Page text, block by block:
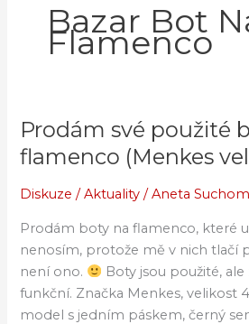
Bazar Bot
Flamenco
Prodám své použité
flamenco (Menkes
Diskuze /Aktuality /Aneta
Prodám boty na flamenco, které
nenosím, protože mě v nich tlačí
není ono.
Boty jsou použité,
funkční. Značka Menkes, velikost
model s jedním páskem, černý
Prodám
své
použité
boty
flamenco
(Menkes
vel.
40)